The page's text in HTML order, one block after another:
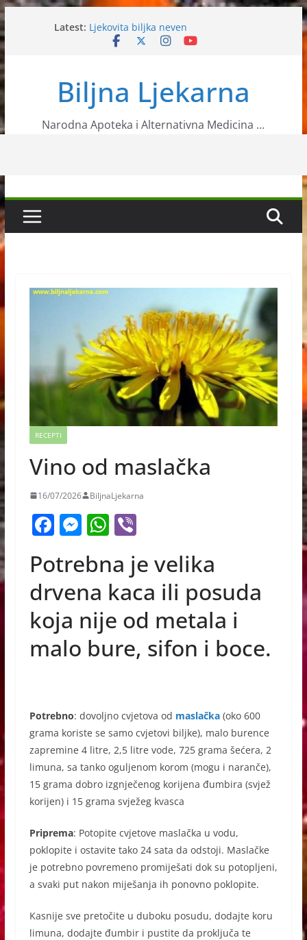
Skip
to
content
Latest: Ljekovita biljka neven
Sok – Infuzija zdravlja
Slanutak
Biljna Ljekarna
Narodna Apoteka i Alternativna Medicina …
RECEPTI
Vino od maslačka
16/07/2026 BiljnaLjekarna
F
c
e
b
o
o
M
ss
e
n
g
er
W
at
s
A
p
p
Vi
er
Potrebna je velika
drvena kaca ili posuda
koja nije od metala i
malo bure, sifon i boce.
Potrebno: dovoljno cvjetova od maslačka(oko 600
grama koriste se samo cvjetovi biljke), malo burence
zapremine 4 litre, 2,5 litre vode, 725 grama šećera, 2
limuna, sa tanko oguljenom korom (mogu i naranče),
15 grama dobro izgnječenog korijena đumbira (svjež
korijen) i 15 grama svježeg kvasca
Priprema: Potopite cvjetove maslačka u vodu,
poklopite i ostavite tako 24 sata da odstoji. Maslačke
je potrebno povremeno promiješati dok su potopljeni,
a svaki put nakon miješanja ih ponovno poklopite.
Kasnije sve pretočite u duboku posudu, dodajte koru
limuna, dodajte đumbir i pustite da proključa te